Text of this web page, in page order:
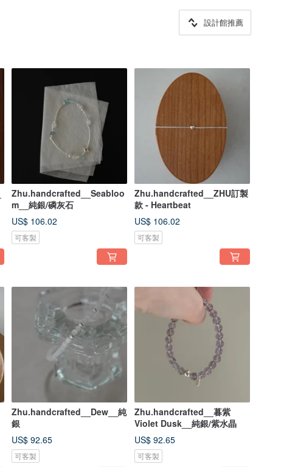
設計館推薦
Zhu.handcrafted__Seabloo
m__純銀/磷灰石
US$ 106.02
可客製
Zhu.handcrafted__ZHU訂製
款 - Heartbeat
US$ 106.02
可客製
Zhu.handcrafted__Dew__純
銀
US$ 92.65
可客製
Zhu.handcrafted__暮紫
Violet Dusk__純銀/紫水晶
US$ 92.65
可客製